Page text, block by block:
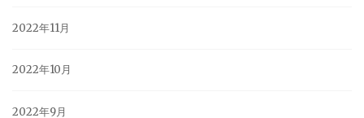
2022年11月
2022年10月
2022年9月